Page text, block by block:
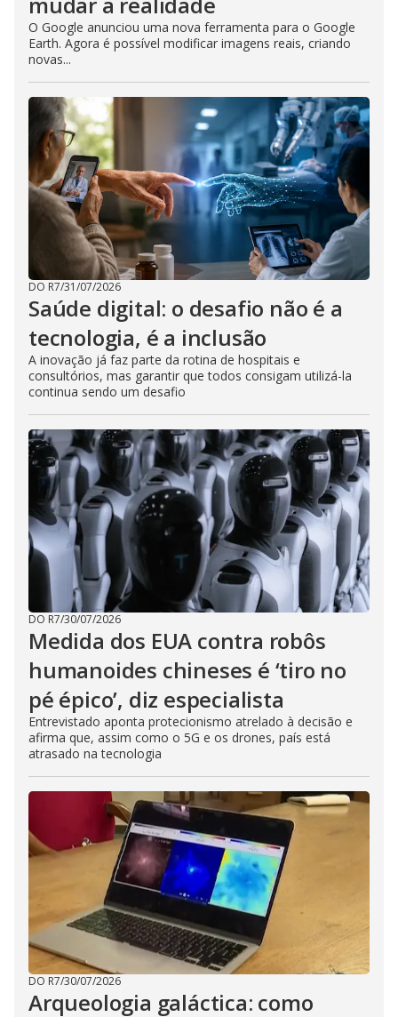
O Google anunciou uma nova ferramenta para o Google
Earth. Agora é possível modificar imagens reais, criando
novas...
DO R7/31/07/2026
Saúde digital: o desafio não é a
tecnologia, é a inclusão
A inovação já faz parte da rotina de hospitais e
consultórios, mas garantir que todos consigam utilizá-la
continua sendo um desafio
DO R7/30/07/2026
Medida dos EUA contra robôs
humanoides chineses é ‘tiro no
pé épico’, diz especialista
Entrevistado aponta protecionismo atrelado à decisão e
afirma que, assim como o 5G e os drones, país está
atrasado na tecnologia
DO R7/30/07/2026
Arqueologia galáctica: como